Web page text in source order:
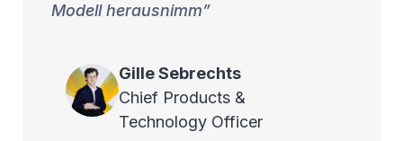
Modell herausnimm
GilleSebrechts
Chief Products &
Technology Officer